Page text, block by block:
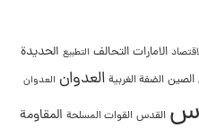
الامارات التحالف التطبيع الحديدة
الصين الضفة الغربية العدوان العدوان
القدس القوات المسلحة المقاومة